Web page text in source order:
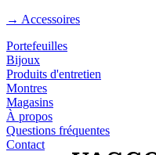
→ Accessoires
Portefeuilles
Bijoux
Produits d'entretien
Montres
Magasins
À propos
Questions fréquentes
Contact